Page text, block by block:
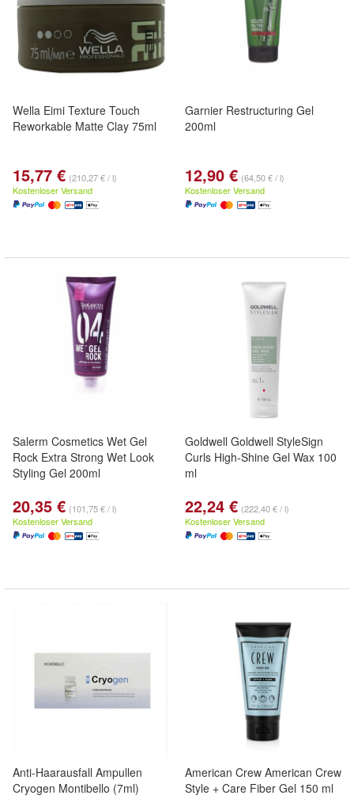
Wella Eimi Texture Touch
Reworkable Matte Clay 75ml
15,77 € (210,27 € / l)
Kostenloser Versand
Garnier Restructuring Gel
200ml
12,90 € (64,50 € / l)
Kostenloser Versand
Salerm Cosmetics Wet Gel
Rock Extra Strong Wet Look
Styling Gel 200ml
20,35 € (101,75 € / l)
Kostenloser Versand
Goldwell Goldwell StyleSign
Curls High-Shine Gel Wax 100
ml
22,24 € (222,40 € / l)
Kostenloser Versand
Anti-Haarausfall Ampullen
Cryogen Montibello (7ml)
American Crew American Crew
Style + Care Fiber Gel 150 ml